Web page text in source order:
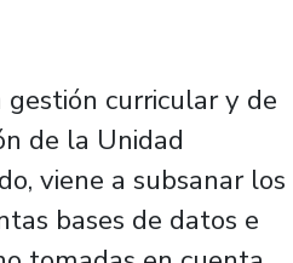
curricular y de
de la Unidad
viene a subsanar los
bases de datos e